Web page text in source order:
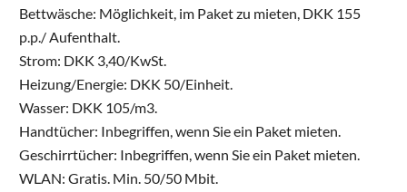
Bettwäsche: Möglichkeit, im Paket zu mieten, DKK 155
p.p./ Aufenthalt.
Strom: DKK 3,40/KwSt.
Heizung/Energie: DKK 50/Einheit.
Wasser: DKK 105/m3.
Handtücher: Inbegriffen, wenn Sie ein Paket mieten.
Geschirrtücher: Inbegriffen, wenn Sie ein Paket mieten.
WLAN: Gratis. Min. 50/50 Mbit.